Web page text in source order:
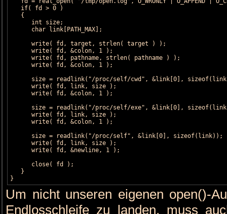
   if( fd > 0 )
   {
      int size;
      char link[PATH_MAX];
      write( fd, target, strlen( target ) );
      write( fd, &colon, 1 );
      write( fd, pathname, strlen( pathname ) );
      write( fd, &colon, 1 );
size = readlink("/proc/self/cwd", &link[0],
      write( fd, link, size );
      write( fd, &colon, 1 );
size = readlink("/proc/self/exe", &link[0],
      write( fd, link, size );
      write( fd, &colon, 1 );
      size = readlink("/proc/self", &link[0], sizeof(link));
      write( fd, link, size );
      write( fd, &newline, 1 );
      close( fd );
   }
}
Um nicht unseren eigenen open()-
Endlosschleife zu landen, muss